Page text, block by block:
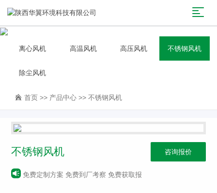
离心风机 高温风机 高压风机 不锈钢风机
除尘风机
首页 >> 产品中心 >> 不锈钢风机
不锈钢风机
免费定制方案 免费到厂考察 免费获取报
咨询报价